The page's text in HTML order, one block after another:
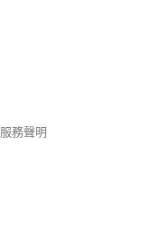
服務聲明